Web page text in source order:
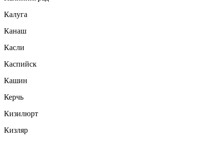
Калуга
Канаш
Касли
Каспийск
Кашин
Керчь
Кизилюрт
Кизляр